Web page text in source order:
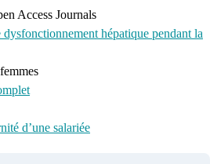
Access Journals
dysfonctionnement hépatique pendant la
d’une salariée